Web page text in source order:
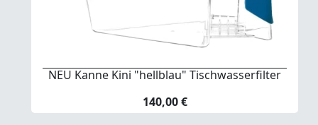
NEU Kanne Kini "hellblau" Tischwasserfilter
140,00 €